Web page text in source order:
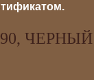
ЧЕРНЫЙ